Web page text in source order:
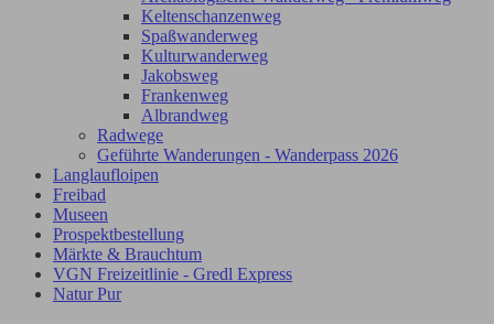
Keltenschanzenweg
Spaßwanderweg
Kulturwanderweg
Jakobsweg
Frankenweg
Albrandweg
Radwege
Geführte Wanderungen - Wanderpass 2026
Langlaufloipen
Freibad
Museen
Prospektbestellung
Märkte & Brauchtum
VGN Freizeitlinie - Gredl Express
Natur Pur